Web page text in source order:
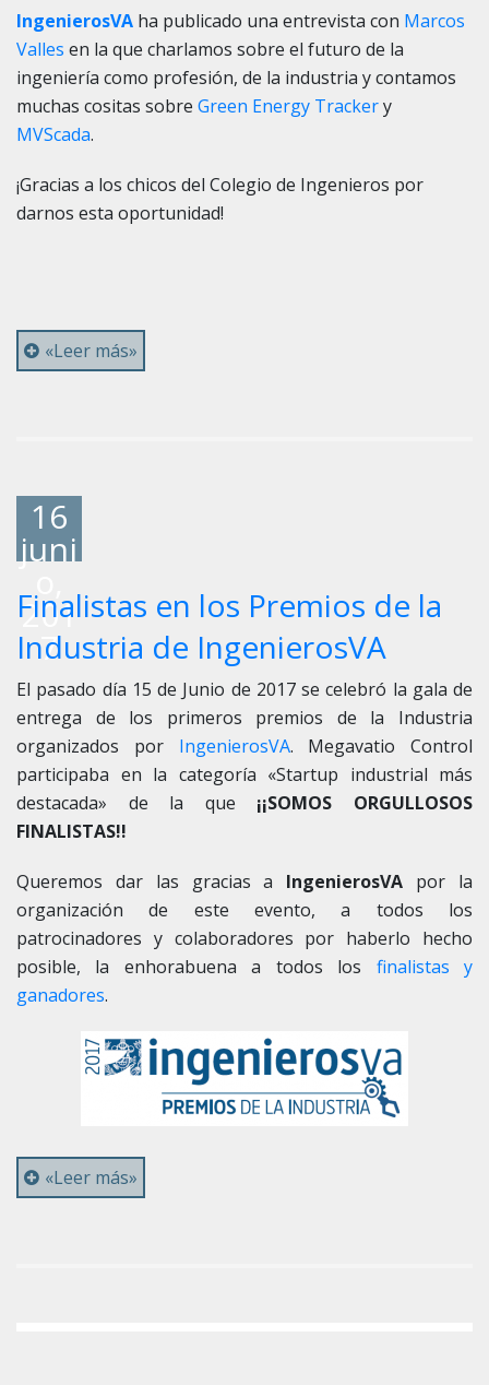
IngenierosVA ha publicado una entrevista con Marcos
Valles en la que charlamos sobre el futuro de la
ingeniería como profesión, de la industria y contamos
muchas cositas sobre Green Energy Trackery
MVScada.
¡Gracias a los chicos del Colegio de Ingenieros por
darnos esta oportunidad!
«Leer más»
16
juni
201
7
Finalistas en los Premios de la
Industria de IngenierosVA
El pasado día 15 de Junio de 2017 se celebró la gala de
entrega de los primeros premios de la Industria
organizados por IngenierosVA. Megavatio Control
participaba en la categoría «Startup industrial más
destacada» de la que ¡¡SOMOS ORGULLOSOS
FINALISTAS!!
Queremos dar las gracias a IngenierosVA por la
organización de este evento, a todos los
patrocinadores y colaboradores por haberlo hecho
posible, la enhorabuena a todos los finalistas y
ganadores.
«Leer más»